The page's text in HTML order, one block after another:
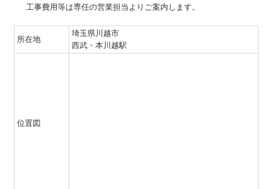
工事費用等は専任の営業担当よりご案内します。
所在地
埼玉県川越市
西武・本川越駅
位置図